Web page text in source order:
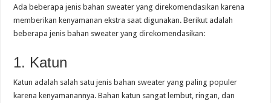
Ada beberapa jenis bahan sweater yang direkomendasikan karena
memberikan kenyamanan ekstra saat digunakan. Berikut adalah
beberapa jenis bahan sweater yang direkomendasikan:
1. Katun
Katun adalah salah satu jenis bahan sweater yang paling populer
karena kenyamanannya. Bahan katun sangat lembut, ringan, dan